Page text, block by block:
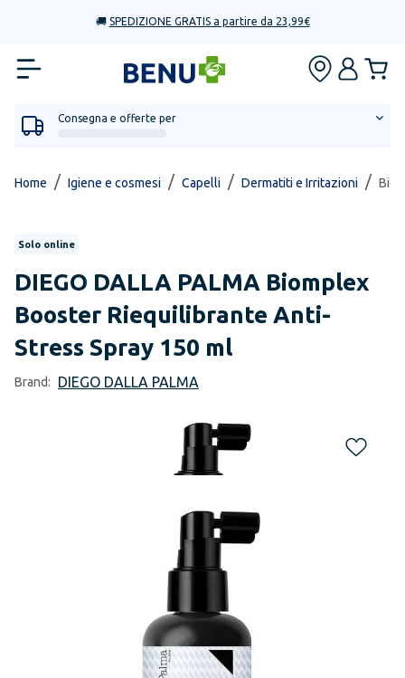
🚚 SPEDIZIONE GRATIS a partire da 23,99€
Consegna e offerte per
Home / Igiene e cosmesi / Capelli / Dermatiti e Irritazioni /
Solo online
DIEGO DALLA PALMA Biomplex
Booster Riequilibrante Anti-
Stress Spray 150 ml
Brand: DIEGO DALLA PALMA